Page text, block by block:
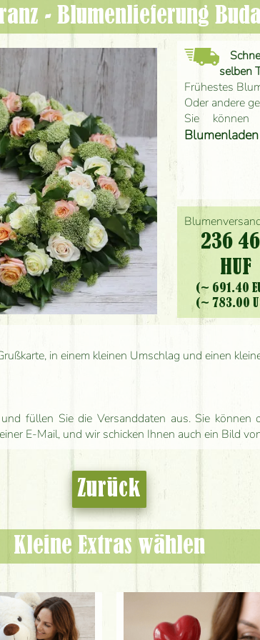
- Blumenlieferung
236
HUF
(~ 691.40
(~ 783.00
selben
Frühestes
Oder andere
Sie
in einem kleinen Umschlag und einen
füllen Sie die Versanddaten aus. Sie können
E-Mail, und wir schicken Ihnen auch ein Bild
Zurück
Kleine Extras wählen